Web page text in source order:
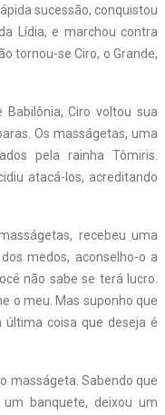
sucessão, conquistou
Lídia, e marchou contra
tornou-se Ciro, o Grande,
Ciro voltou sua
Os masságetas, uma
pela rainha Tômiris.
atacá-los, acreditando
recebeu uma
medos, aconselho-o a
não sabe se terá lucro.
o meu. Mas suponho que
última coisa que deseja é
masságeta. Sabendo que
banquete, deixou um